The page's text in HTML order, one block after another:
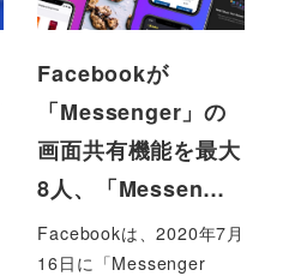
Facebookが
「Messenger」の
画面共有機能を最大
8人、「Messen…
Facebookは、2020年7月
16日に「Messenger